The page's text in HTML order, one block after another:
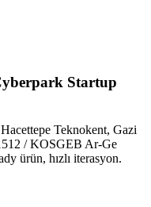
Startup
Teknokent, Gazi
/ KOSGEB Ar-Ge
ürün, hızlı iterasyon.